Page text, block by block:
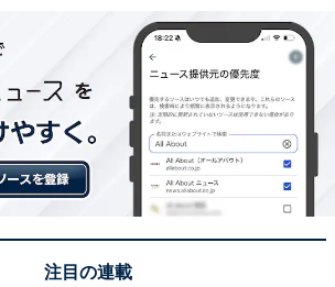
注目の連載